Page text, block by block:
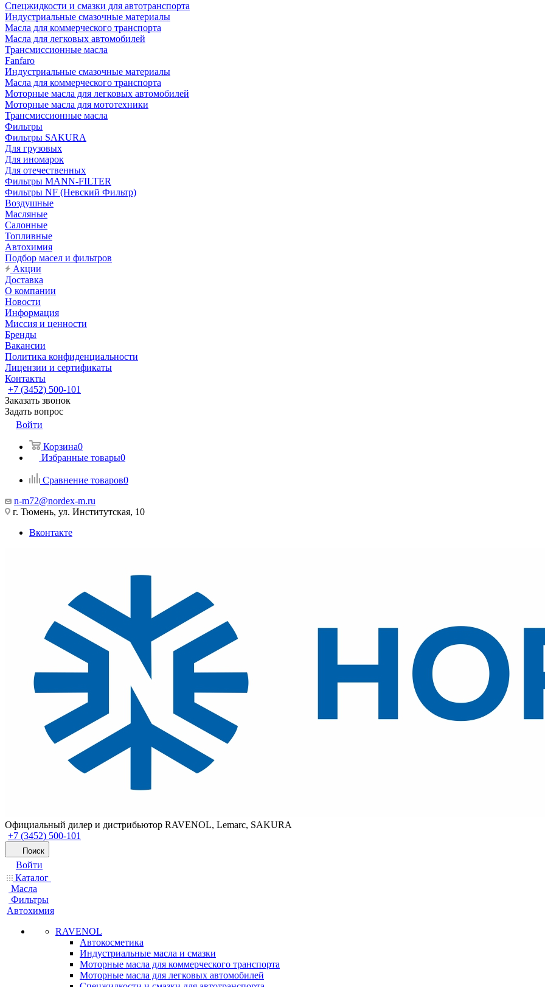
Cпецжидкости и смазки для автотранспорта
Индустриальные смазочные материалы
Масла для коммерческого транспорта
Масла для легковых автомобилей
Трансмиссионные масла
Fanfaro
Индустриальные смазочные материалы
Масла для коммерческого транспорта
Моторные масла для легковых автомобилей
Моторные масла для мототехники
Трансмиссионные масла
Фильтры
Фильтры SAKURA
Для грузовых
Для иномарок
Для отечественных
Фильтры MANN-FILTER
Фильтры NF (Невский Фильтр)
Воздушные
Масляные
Салонные
Топливные
Автохимия
Подбор масел и фильтров
Акции
Доставка
О компании
Новости
Информация
Миссия и ценности
Бренды
Вакансии
Политика конфиденциальности
Лицензии и сертификаты
Контакты
+7 (3452) 500-101
Заказать звонок
Задать вопрос
Войти
Корзина0
Избранные товары0
Сравнение товаров0
n-m72@nordex-m.ru
г. Тюмень, ул. Институтская, 10
Вконтакте
Официальный дилер и дистрибьютор RAVENOL, Lemarc, SAKURA
+7 (3452) 500-101
Поиск
Войти
Каталог
Масла
Фильтры
Автохимия
RAVENOL
Автокосметика
Индустриальные масла и смазки
Моторные масла для коммерческого транспорта
Моторные масла для легковых автомобилей